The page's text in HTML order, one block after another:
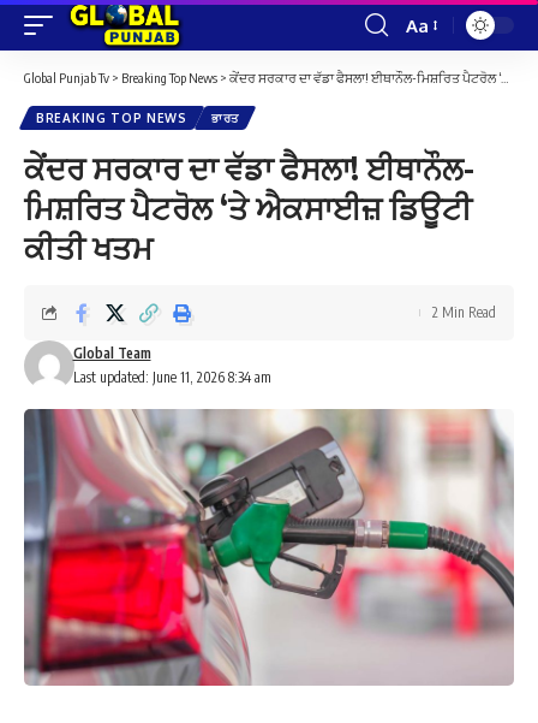
Font
Resizer
Aa
Global Punjab Tv > Breaking Top News > ਕੇਂਦਰ ਸਰਕਾਰ ਦਾ ਵੱਡਾ ਫੈਸਲਾ! ਈਥਾਨੌਲ-ਮਿਸ਼ਰਿਤ ਪੈਟਰੋਲ ‘ਤੇ ਐਕਸਾਈਜ਼ ਡਿਊਟੀ ਕੀਤੀ ਖਤਮ
BREAKING TOP NEWS ਭਾਰਤ
ਕੇਂਦਰ ਸਰਕਾਰ ਦਾ ਵੱਡਾ ਫੈਸਲਾ! ਈਥਾਨੌਲ-
ਮਿਸ਼ਰਿਤ ਪੈਟਰੋਲ ‘ਤੇ ਐਕਸਾਈਜ਼ ਡਿਊਟੀ
ਕੀਤੀ ਖਤਮ
Last updated: June 11, 2026 8:34 am
Global Team
2 Min Read